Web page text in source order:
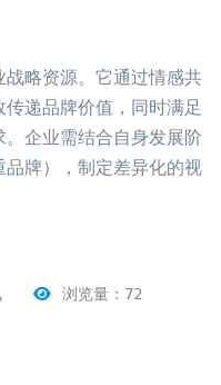
略资源。它通过情感共
递品牌价值，同时满足
企业需结合自身发展阶
牌），制定差异化的视
浏览量：72